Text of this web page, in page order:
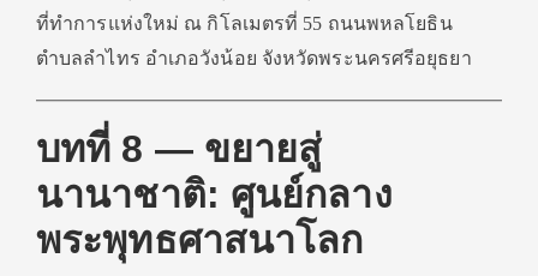
ที่ทำการแห่งใหม่ ณ กิโลเมตรที่ 55 ถนนพหลโยธิน
ตำบลลำไทร อำเภอวังน้อย จังหวัดพระนครศรีอยุธยา
บทที่ 8 — ขยายสู่
นานาชาติ: ศูนย์กลาง
พระพุทธศาสนาโลก